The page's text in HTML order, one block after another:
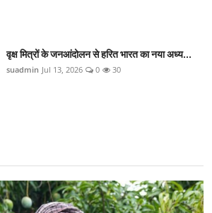
वृक्ष मित्रों के जनआंदोलन से हरित भारत का नया अध्य...
suadmin Jul 13, 2026 0 30